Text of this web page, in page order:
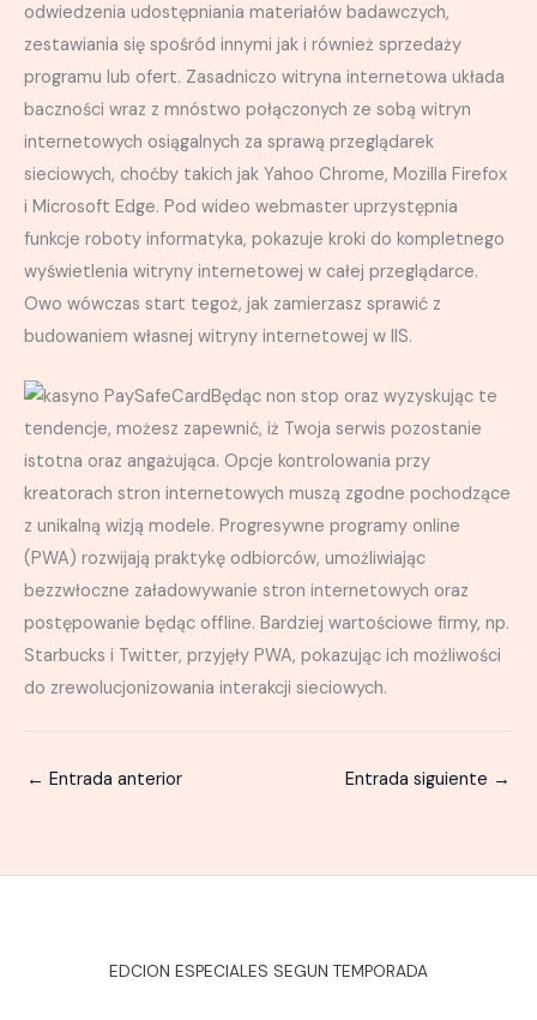
odwiedzenia udostępniania materiałów badawczych,
zestawiania się spośród innymi jak i również sprzedaży
programu lub ofert. Zasadniczo witryna internetowa układa
baczności wraz z mnóstwo połączonych ze sobą witryn
internetowych osiągalnych za sprawą przeglądarek
sieciowych, choćby takich jak Yahoo Chrome, Mozilla Firefox
i Microsoft Edge. Pod wideo webmaster uprzystępnia
funkcje roboty informatyka, pokazuje kroki do kompletnego
wyświetlenia witryny internetowej w całej przeglądarce.
Owo wówczas start tegoż, jak zamierzasz sprawić z
budowaniem własnej witryny internetowej w IIS.
Będąc non stop oraz wyzyskując te
tendencje, możesz zapewnić, iż Twoja serwis pozostanie
istotna oraz angażująca. Opcje kontrolowania przy
kreatorach stron internetowych muszą zgodne pochodzące
z unikalną wizją modele. Progresywne programy online
(PWA) rozwijają praktykę odbiorców, umożliwiając
bezzwłoczne załadowywanie stron internetowych oraz
postępowanie będąc offline. Bardziej wartościowe firmy, np.
Starbucks i Twitter, przyjęły PWA, pokazując ich możliwości
do zrewolucjonizowania interakcji sieciowych.
← Entrada anterior Entrada siguiente →
EDCION ESPECIALES SEGUN TEMPORADA